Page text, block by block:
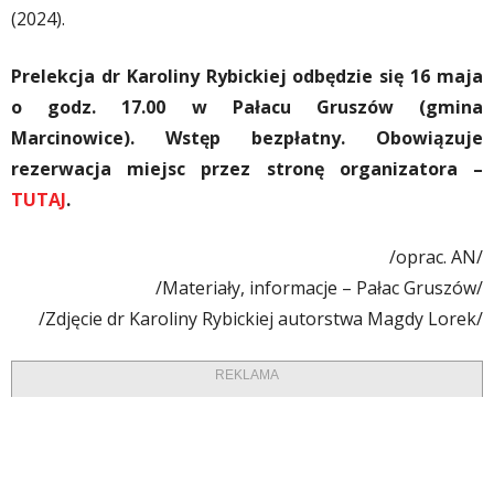
(2024).
Prelekcja dr Karoliny Rybickiej odbędzie się 16 maja
o godz. 17.00 w Pałacu Gruszów (gmina
Marcinowice). Wstęp bezpłatny. Obowiązuje
rezerwacja miejsc przez stronę organizatora –
TUTAJ.
/oprac. AN/
/Materiały, informacje – Pałac Gruszów/
/Zdjęcie dr Karoliny Rybickiej autorstwa Magdy Lorek/
REKLAMA